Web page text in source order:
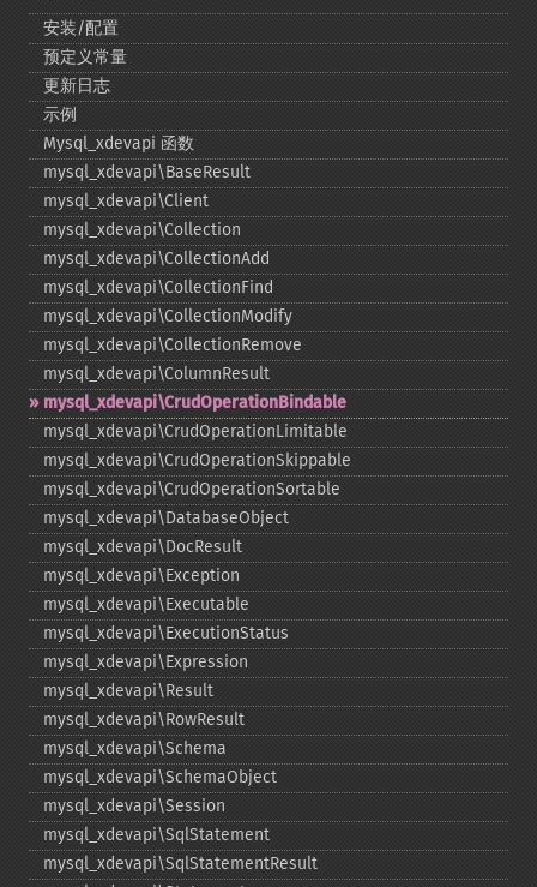
安装/配置
预定义常量
更新日志
示例
Mysql_​xdevapi 函数
mysql_​xdevapi\BaseResult
mysql_​xdevapi\Client
mysql_​xdevapi\Collection
mysql_​xdevapi\CollectionAdd
mysql_​xdevapi\CollectionFind
mysql_​xdevapi\CollectionModify
mysql_​xdevapi\CollectionRemove
mysql_​xdevapi\ColumnResult
mysql_​xdevapi\CrudOperationBindable
mysql_​xdevapi\CrudOperationLimitable
mysql_​xdevapi\CrudOperationSkippable
mysql_​xdevapi\CrudOperationSortable
mysql_​xdevapi\DatabaseObject
mysql_​xdevapi\DocResult
mysql_​xdevapi\Exception
mysql_​xdevapi\Executable
mysql_​xdevapi\ExecutionStatus
mysql_​xdevapi\Expression
mysql_​xdevapi\Result
mysql_​xdevapi\RowResult
mysql_​xdevapi\Schema
mysql_​xdevapi\SchemaObject
mysql_​xdevapi\Session
mysql_​xdevapi\SqlStatement
mysql_​xdevapi\SqlStatementResult